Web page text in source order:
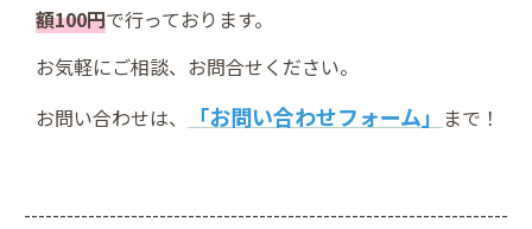
額100円で行っております。
お気軽にご相談、お問合せください。
お問い合わせは、
「お問い合わせフォーム」 まで！
--------------------------------------------------------------------